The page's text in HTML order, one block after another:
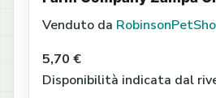
Venduto da
5,70 €
Disponibilità indicata dal